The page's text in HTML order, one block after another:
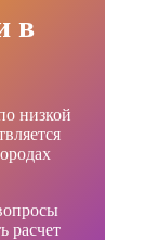
в
низкой
расчет